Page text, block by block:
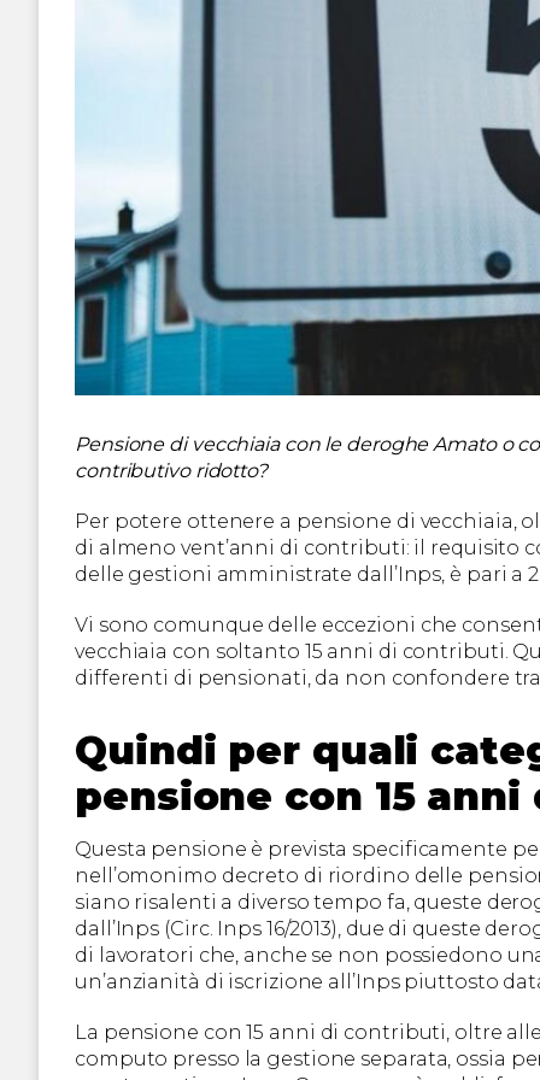
Pensione di vecchiaia con le deroghe Amato o
contributivo ridotto?
Per potere ottenere a pensione di vecchiaia,
di almeno vent’anni di contributi: il requisito
delle gestioni amministrate dall’Inps, è pari a
Vi sono comunque delle eccezioni che
vecchiaia con soltanto 15 anni di contributi.
differenti di pensionati, da non confondere
Quindi per quali
pensione con 15
Questa pensione è prevista specificamente
nell’omonimo decreto di riordino delle
siano risalenti a diverso tempo fa, queste
dall’Inps (Circ. Inps 16/2013), due di queste
di lavoratori che, anche se non possiedono
un’anzianità di iscrizione all’Inps piuttosto
La pensione con 15 anni di contributi, oltre
computo presso la gestione separata, ossia